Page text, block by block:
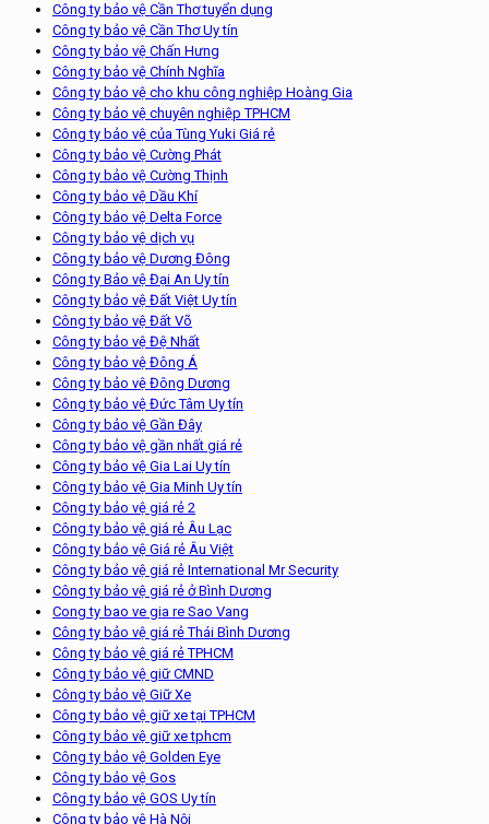
Công ty bảo vệ Cần Thơ tuyển dụng
Công ty bảo vệ Cần Thơ Uy tín
Công ty bảo vệ Chấn Hưng
Công ty bảo vệ Chính Nghĩa
Công ty bảo vệ cho khu công nghiệp Hoàng Gia
Công ty bảo vệ chuyên nghiệp TPHCM
Công ty bảo vệ của Tùng Yuki Giá rẻ
Công ty bảo vệ Cường Phát
Công ty bảo vệ Cường Thịnh
Công ty bảo vệ Dầu Khí
Công ty bảo vệ Delta Force
Công ty bảo vệ dịch vụ
Công ty bảo vệ Dương Đông
Công ty Bảo vệ Đại An Uy tín
Công ty bảo vệ Đất Việt Uy tín
Công ty bảo vệ Đất Võ
Công ty bảo vệ Đệ Nhất
Công ty bảo vệ Đông Á
Công ty bảo vệ Đông Dương
Công ty bảo vệ Đức Tâm Uy tín
Công ty bảo vệ Gần Đây
Công ty bảo vệ gần nhất giá rẻ
Công ty bảo vệ Gia Lai Uy tín
Công ty bảo vệ Gia Minh Uy tín
Công ty bảo vệ giá rẻ 2
Công ty bảo vệ giá rẻ Âu Lạc
Công ty bảo vệ Giá rẻ Âu Việt
Công ty bảo vệ giá rẻ International Mr Security
Công ty bảo vệ giá rẻ ở Bình Dương
Cong ty bao ve gia re Sao Vang
Công ty bảo vệ giá rẻ Thái Bình Dương
Công ty bảo vệ giá rẻ TPHCM
Công ty bảo vệ giữ CMND
Công ty bảo vệ Giữ Xe
Công ty bảo vệ giữ xe tại TPHCM
Công ty bảo vệ giữ xe tphcm
Công ty bảo vệ Golden Eye
Công ty bảo vệ Gos
Công ty bảo vệ GOS Uy tín
Công ty bảo vệ Hà Nội